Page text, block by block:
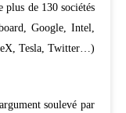
de 130 sociétés
Google, Intel,
Tesla, Twitter…)
soulevé par